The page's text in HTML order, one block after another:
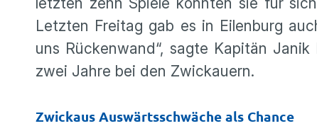
Letzten Freitag gab es in Eilenburg
uns Rückenwand“, sagte Kapitän
zwei Jahre bei den Zwickauern.
Zwickaus Auswärtsschwäche als Chance